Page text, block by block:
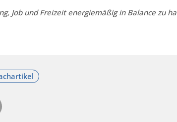
Job und Freizeit energiemäßig in Balance zu